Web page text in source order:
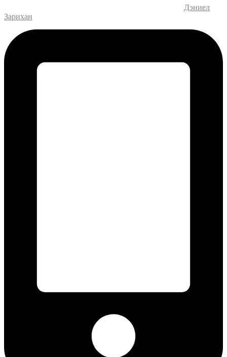
Дэниел
Зарихан